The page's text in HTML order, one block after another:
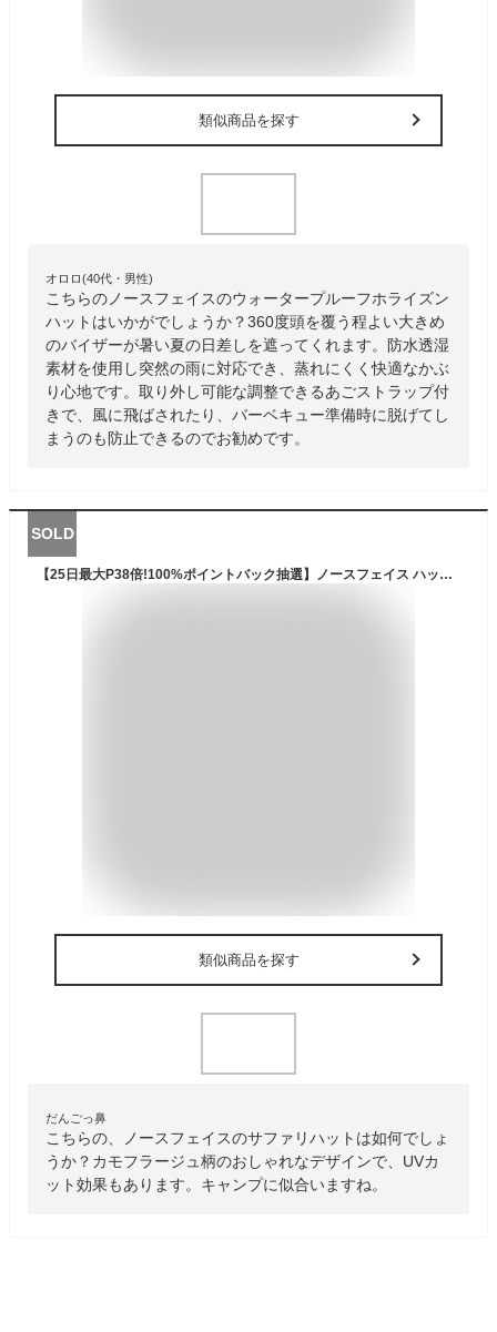
類似商品を探す
オロロ(40代・男性)
こちらのノースフェイスのウォータープルーフホライズン
ハットはいかがでしょうか？360度頭を覆う程よい大きめ
のバイザーが暑い夏の日差しを遮ってくれます。防水透湿
素材を使用し突然の雨に対応でき、蒸れにくく快適なかぶ
り心地です。取り外し可能な調整できるあごストラップ付
きで、風に飛ばされたり、バーベキュー準備時に脱げてし
まうのも防止できるのでお勧めです。
SOLD
【25日最大P38倍!100%ポイントバック抽選】ノースフェイス ハット THE NORTH FACE [ NN01708 ] NOVELTY HORIZON HAT (CC) 帽子 メンズ レディース ノベルティ ホライズンハット northface【Y】 [230216]
類似商品を探す
だんごっ鼻
こちらの、ノースフェイスのサファリハットは如何でしょ
うか？カモフラージュ柄のおしゃれなデザインで、UVカ
ット効果もあります。キャンプに似合いますね。